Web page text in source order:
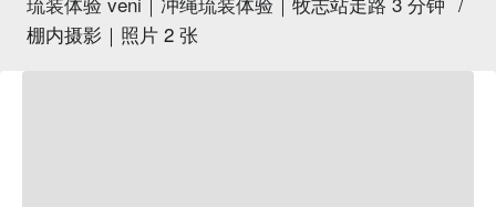
棚内摄影｜照片 2 张